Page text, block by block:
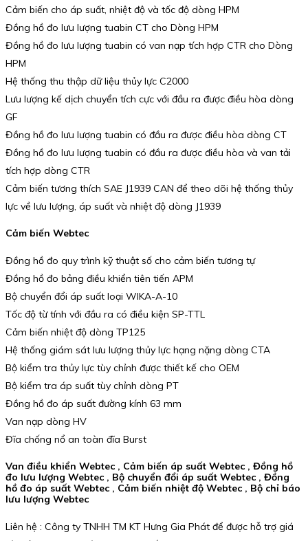
Cảm biến cho áp suất, nhiệt độ và tốc độ dòng HPM
Đồng hồ đo lưu lượng tuabin CT cho Dòng HPM
Đồng hồ đo lưu lượng tuabin có van nạp tích hợp CTR cho Dòng
HPM
Hệ thống thu thập dữ liệu thủy lực C2000
Lưu lượng kế dịch chuyển tích cực với đầu ra được điều hòa dòng
GF
Đồng hồ đo lưu lượng tuabin có đầu ra được điều hòa dòng CT
Đồng hồ đo lưu lượng tuabin có đầu ra được điều hòa và van tải
tích hợp dòng CTR
Cảm biến tương thích SAE J1939 CAN để theo dõi hệ thống thủy
lực về lưu lượng, áp suất và nhiệt độ dòng J1939
Cảm biến Webtec
Đồng hồ đo quy trình kỹ thuật số cho cảm biến tương tự
Đồng hồ đo bảng điều khiển tiên tiến APM
Bộ chuyển đổi áp suất loại WIKA-A-10
Tốc độ từ tính với đầu ra có điều kiện SP-TTL
Cảm biến nhiệt độ dòng TP125
Hệ thống giám sát lưu lượng thủy lực hạng nặng dòng CTA
Bộ kiểm tra thủy lực tùy chỉnh được thiết kế cho OEM
Bộ kiểm tra áp suất tùy chỉnh dòng PT
Đồng hồ đo áp suất đường kính 63 mm
Van nạp dòng HV
Đĩa chống nổ an toàn đĩa Burst
Van điều khiển Webtec , Cảm biến áp suất Webtec , Đồng hồ
đo lưu lượng Webtec , Bộ chuyển đổi áp suất Webtec , Đồng
hồ đo áp suất Webtec , Cảm biến nhiệt độ Webtec , Bộ chỉ báo
lưu lượng Webtec
Liên hệ : Công ty TNHH TM KT Hưng Gia Phát để được hỗ trợ giá